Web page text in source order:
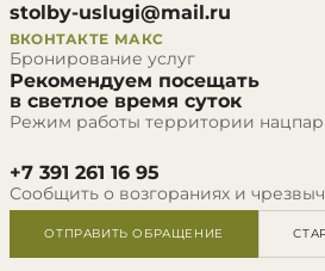
stolby-uslugi@mail.ru
ВКОНТАКТЕ МАКС
Бронирование услуг
Рекомендуем посещать
в светлое время суток
Режим работы территории
+7 391 261 16 95
Сообщить о возгораниях и
ОТПРАВИТЬ ОБРАЩЕНИЕ